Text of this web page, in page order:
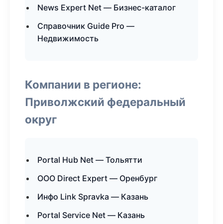
News Expert Net — Бизнес-каталог
Справочник Guide Pro —
Недвижимость
Компании в регионе:
Приволжский федеральный
округ
Portal Hub Net — Тольятти
ООО Direct Expert — Оренбург
Инфо Link Spravka — Казань
Portal Service Net — Казань